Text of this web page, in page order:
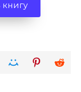
книгу